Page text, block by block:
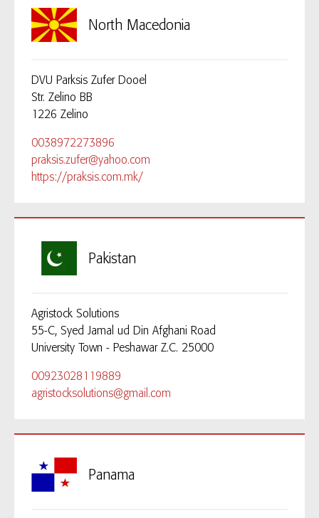
North Macedonia
DVU Parksis Zufer Dooel
Str. Zelino BB
1226 Zelino
0038972273896
praksis.zufer@yahoo.com
https://praksis.com.mk/
Pakistan
Agristock Solutions
55-C, Syed Jamal ud Din Afghani Road
University Town - Peshawar Z.C. 25000
00923028119889
agristocksolutions@gmail.com
Panama